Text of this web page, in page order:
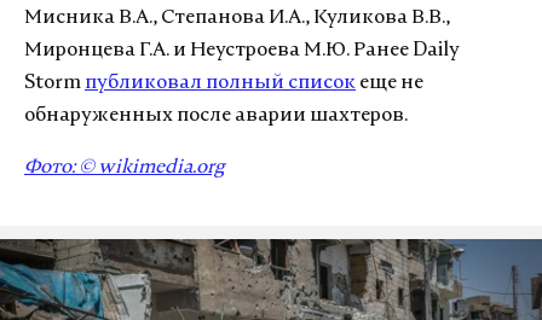
Мисника В.А., Степанова И.А., Куликова В.В.,
Миронцева Г.А. и Неустроева М.Ю. Ранее Daily
Storm публиковал полный список еще не
обнаруженных после аварии шахтеров.
Фото: © wikimedia.org